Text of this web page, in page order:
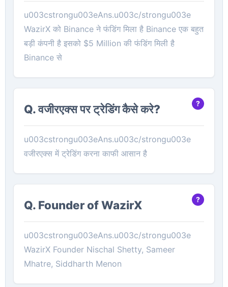
u003cstrongu003eAns.u003c/strongu003e
WazirX को Binance ने फंडिंग मिला है Binance एक बहुत
बड़ी कंपनी है इसको $5 Million की फंडिंग मिली है
Binance से
Q. वजीरएक्स पर ट्रेडिंग कैसे करे?
u003cstrongu003eAns.u003c/strongu003e
वजीरएक्स में ट्रेडिंग करना काफी आसान है
Q. Founder of WazirX
u003cstrongu003eAns.u003c/strongu003e
WazirX Founder Nischal Shetty, Sameer
Mhatre, Siddharth Menon